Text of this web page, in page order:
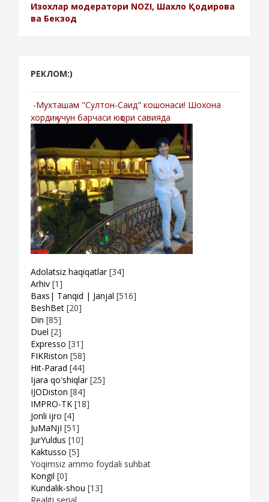
Изохлар модератори NOZI, Шахло Қодирова
ва Бекзод
РЕКЛОМ:)
-Мухташам "Султон-Саид" кошонаси! Шохона
хордиқ учун барчаси юқори савияда
Adolatsiz haqiqatlar [34]
Arhiv [1]
Baxs| Tanqid | Janjal [516]
BeshBet [20]
Din [85]
Duel [2]
Expresso [31]
FIKRiston [58]
Hit-Parad [44]
Ijara qo'shiqlar [25]
IJODiston [84]
IMPRO-TK [18]
Jonli ijro [4]
JuMaNjI [51]
JurYuldus [10]
Kaktusso [5]
Yoqimsiz ammo foydali suhbat
Kongil [0]
Kundalik-shou [13]